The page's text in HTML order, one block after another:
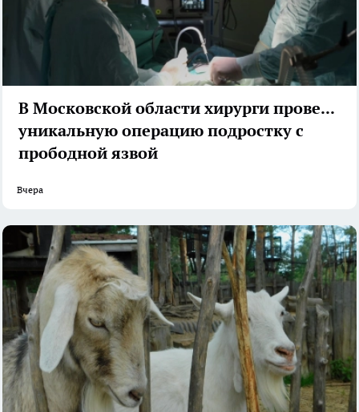
В Московской области хирурги провели
уникальную операцию подростку с
прободной язвой
Вчера